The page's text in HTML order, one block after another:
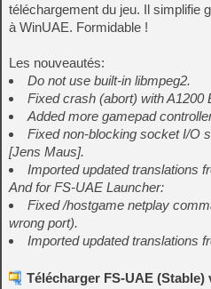
téléchargement du jeu. Il simplifie
à WinUAE. Formidable !
Les nouveautés:
Do not use built-in libmpeg2.
Fixed crash (abort) with A1200
Added more gamepad
Fixed non-blocking socket I/O
[Jens Maus].
Imported updated translations
And for FS-UAE Launcher:
Fixed /hostgame netplay
wrong port).
Imported updated translations
Télécharger FS-UAE (Stable)